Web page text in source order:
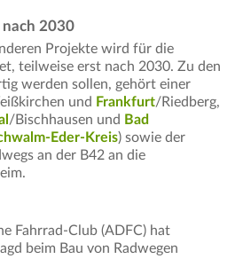
nach 2030
Projekte wird für die
teilweise erst nach 2030. Zu den
werden sollen, gehört einer
und Frankfurt/Riedberg,
/Bischhausen und Bad
Eder-Kreis) sowie der
an der B42 an die
Fahrrad-Club (ADFC) hat
beim Bau von Radwegen